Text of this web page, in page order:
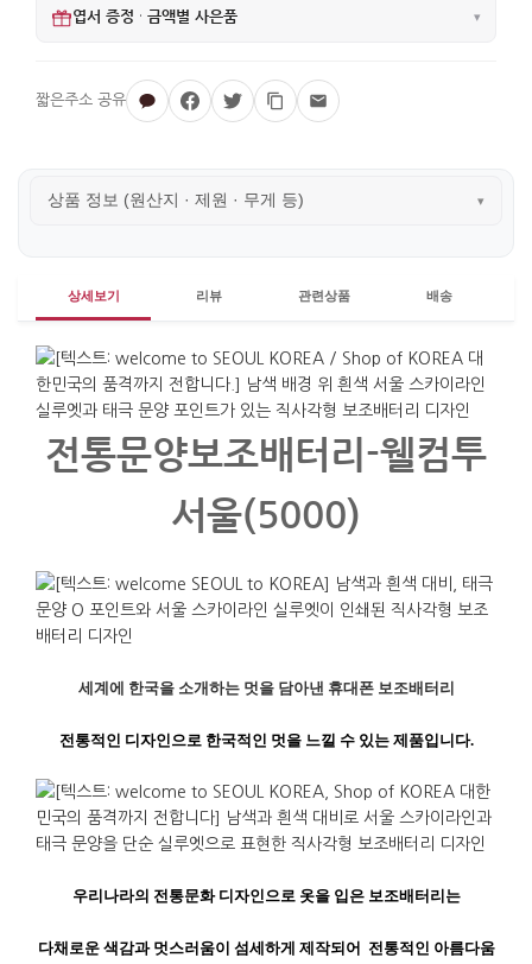
엽서 증정 · 금액별 사은품 ▾
상품 정보 (원산지 · 제원 · 무게 등) ▾
상세보기 리뷰 관련상품 배송
전통문양보조배터리-웰컴투
서울(5000)
세계에 한국을 소개하는 멋을 담아낸 휴대폰 보조배터리
전통적인 디자인으로 한국적인 멋을 느낄 수 있는 제품입니다.
우리나라의 전통문화 디자인으로 옷을 입은 보조배터리는
다채로운 색감과 멋스러움이 섬세하게 제작되어 전통적인 아름다움